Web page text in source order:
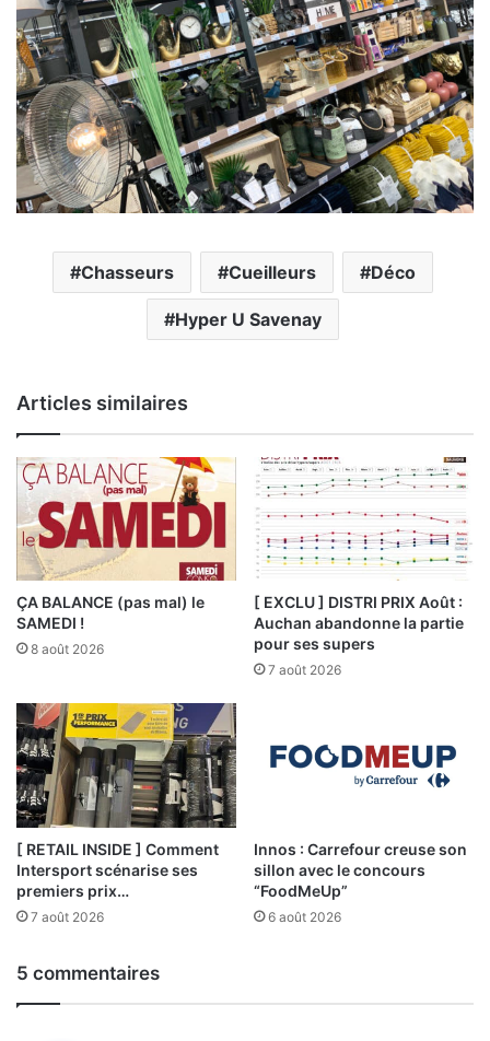
Chasseurs Cueilleurs Déco
Hyper U Savenay
Articles similaires
ÇA BALANCE (pas mal) le
SAMEDI !
8 août 2026
[ EXCLU ] DISTRI PRIX Août :
Auchan abandonne la partie
pour ses supers
7 août 2026
[ RETAIL INSIDE ] Comment
Intersport scénarise ses
premiers prix…
7 août 2026
Innos : Carrefour creuse son
sillon avec le concours
“FoodMeUp”
6 août 2026
5 commentaires